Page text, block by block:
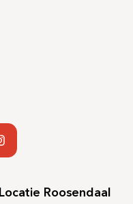
Locatie Roosendaal